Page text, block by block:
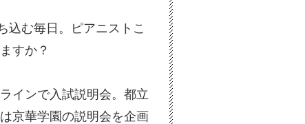
込む毎日。ピアニストこ
すか？
インで入試説明会。都立
京華学園の説明会を企画